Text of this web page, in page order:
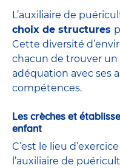
L’auxiliaire de
choix de structures
Cette diversité
chacun de trouver un
adéquation avec ses
compétences.
Les crèches et
enfant
C’est le lieu
l’auxiliaire de